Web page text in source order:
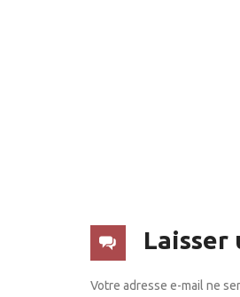
Laisser
Votre adresse e-mail ne